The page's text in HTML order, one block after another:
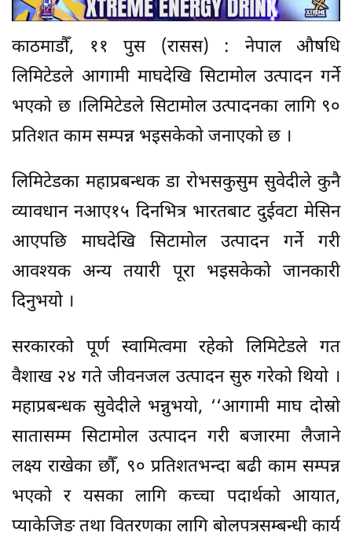
काठमाडौँ, ११ पुस (रासस) : नेपाल औषधि
लिमिटेडले आगामी माघदेखि सिटामोल उत्पादन गर्ने
भएको छ ।लिमिटेडले सिटामोल उत्पादनका लागि ९०
प्रतिशत काम सम्पन्न भइसकेको जनाएको छ ।
लिमिटेडका महाप्रबन्धक डा रोभसकुसुम सुवेदीले कुनै
व्यावधान नआए१५ दिनभित्र भारतबाट दुईवटा मेसिन
आएपछि माघदेखि सिटामोल उत्पादन गर्ने गरी
आवश्यक अन्य तयारी पूरा भइसकेको जानकारी
दिनुभयो ।
सरकारको पूर्ण स्वामित्वमा रहेको लिमिटेडले गत
वैशाख २४ गते जीवनजल उत्पादन सुरु गरेको थियो ।
महाप्रबन्धक सुवेदीले भन्नुभयो, ‘‘आगामी माघ दोस्रो
सातासम्म सिटामोल उत्पादन गरी बजारमा लैजाने
लक्ष्य राखेका छौँ, ९० प्रतिशतभन्दा बढी काम सम्पन्न
भएको र यसका लागि कच्चा पदार्थको आयात,
प्याकेजिङ तथा वितरणका लागि बोलपत्रसम्बन्धी कार्य